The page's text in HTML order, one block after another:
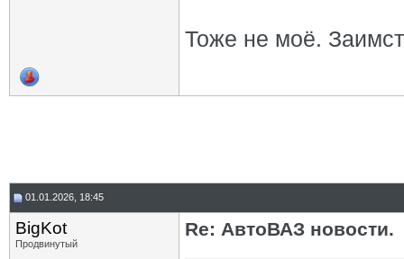
Тоже не моё.
01.01.2026, 18:45
BigKot
Продвинутый
Re: АвтоВАЗ новости.